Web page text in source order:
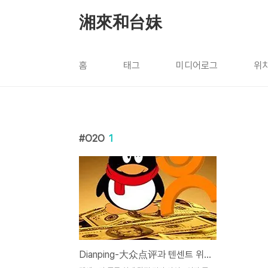
湘來和台妹
홈 태그 미디어로그 위
O2O 1
Dianping-大众点评과 텐센트 위챗 결제 연동, 중국의 O2O시장은?